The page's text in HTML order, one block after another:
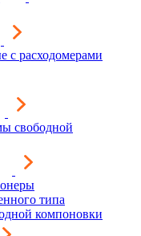
с расходомерами
свободной
типа
компоновки